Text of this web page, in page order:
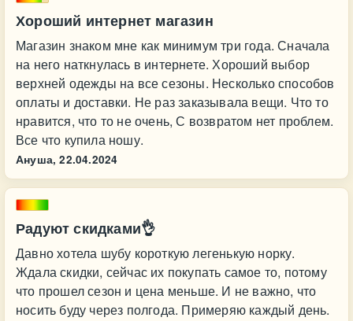
Хороший интернет магазин
Магазин знаком мне как минимум три года. Сначала
на него наткнулась в интернете. Хороший выбор
верхней одежды на все сезоны. Несколько способов
оплаты и доставки. Не раз заказывала вещи. Что то
нравится, что то не очень, С возвратом нет проблем.
Все что купила ношу.
Ануша, 22.04.2024
Радуют скидками👌
Давно хотела шубу короткую легенькую норку.
Ждала скидки, сейчас их покупать самое то, потому
что прошел сезон и цена меньше. И не важно, что
носить буду через полгода. Примеряю каждый день.